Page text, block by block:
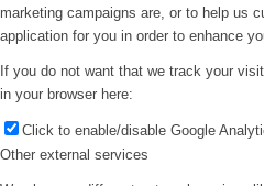
marketing campaigns are, or to help us
application for you in order to enhance
If you do not want that we track your
in your browser here:
Click to enable/disable Google
Other external services